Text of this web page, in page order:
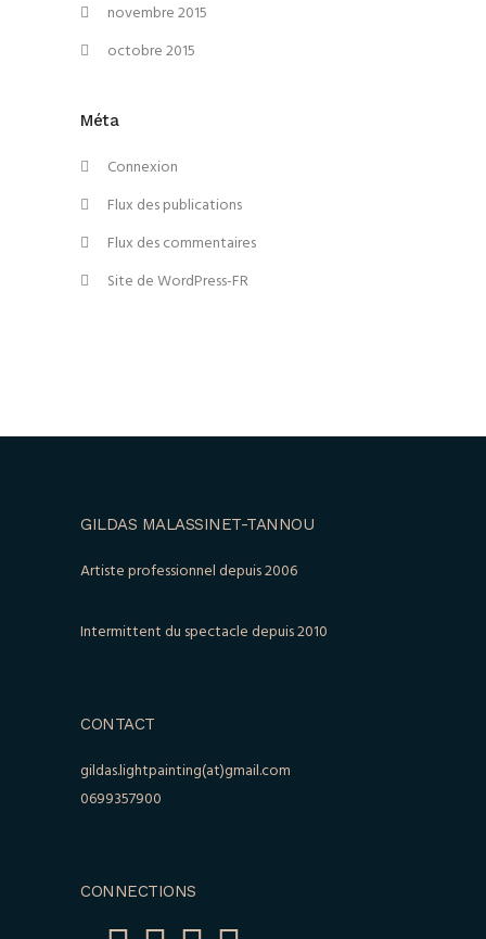
novembre 2015
octobre 2015
Méta
Connexion
Flux des publications
Flux des commentaires
Site de WordPress-FR
GILDAS MALASSINET-TANNOU
Artiste professionnel depuis 2006
Intermittent du spectacle depuis 2010
CONTACT
gildas.lightpainting(at)gmail.com
0699357900
CONNECTIONS